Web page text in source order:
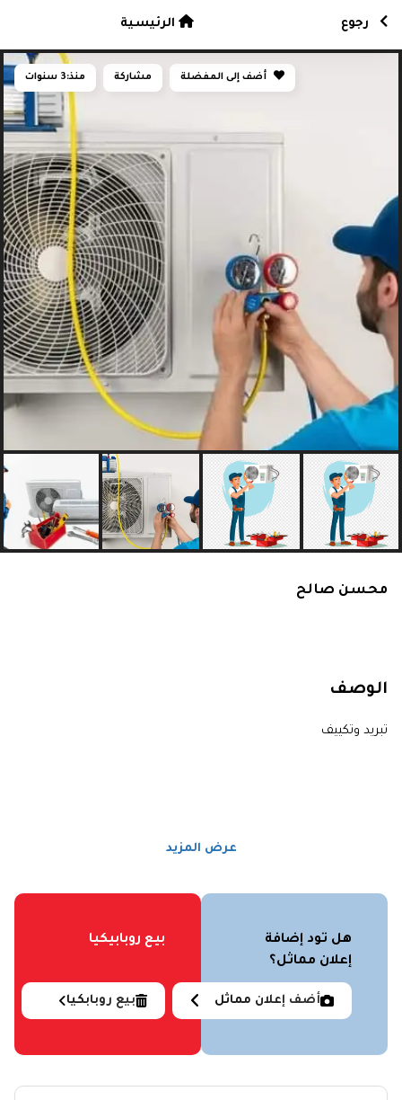
أضف إلى المفضلة مشاركة منذ:3 سنوات
محسن صالح
الوصف
تبريد وتكييف
عرض المزيد
هل تود إضافة
إعلان مماثل؟
أضف إعلان مماثل
بيع روبابيكيا
بيع روبابكيا
رجوع الرئيسية